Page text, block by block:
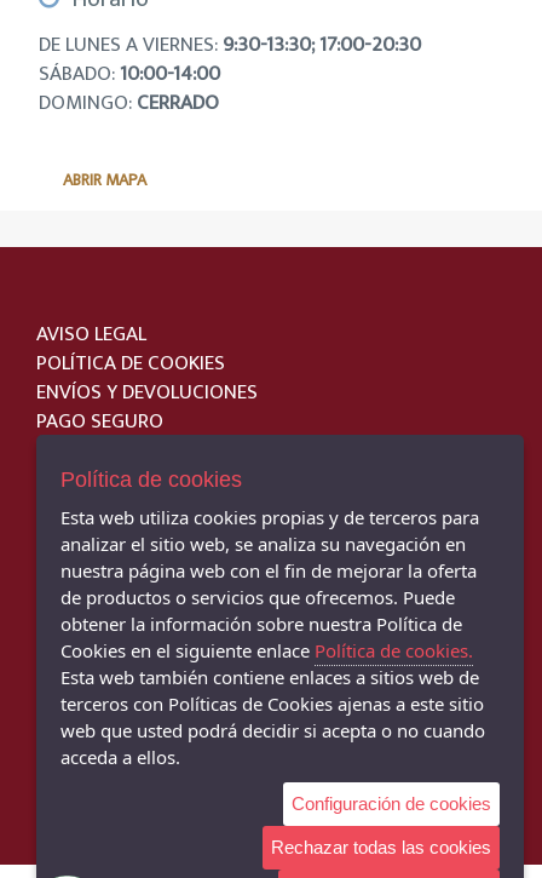
DE LUNES A VIERNES:9:30-13:30; 17:00-20:30
SÁBADO:10:00-14:00
DOMINGO:CERRADO
ABRIR MAPA
AVISO LEGAL
POLÍTICA DE COOKIES
ENVÍOS Y DEVOLUCIONES
PAGO SEGURO
JM SPORT - TIENDA DE DEPORTES - C/ Cervantes, 31, Montoro - 14600
(Córdoba)
957 893 257
ZAPATERÍA MARÍN MONTORO - C/ Cervantes, 34, Montoro - 14600
(Córdoba)
957 160 453
ZAPATERÍA MARÍN BUJALANCE - C/ García Lorca, 14, Bujalance - 14650
(Córdoba)
957 170 229
Política de cookies
Esta web utiliza cookies propias y de terceros para
analizar el sitio web, se analiza su navegación en
nuestra página web con el fin de mejorar la oferta
de productos o servicios que ofrecemos. Puede
obtener la información sobre nuestra Política de
Cookies en el siguiente enlace Política de cookies.
Esta web también contiene enlaces a sitios web de
terceros con Políticas de Cookies ajenas a este sitio
web que usted podrá decidir si acepta o no cuando
acceda a ellos.
Configuración de cookies
Rechazar todas las cookies